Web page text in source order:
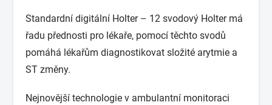
Standardní digitální Holter – 12 svodový Holter má
řadu přednosti pro lékaře, pomocí těchto svodů
pomáhá lékařům diagnostikovat složité arytmie a
ST změny.
Nejnovější technologie v ambulantní monitoraci